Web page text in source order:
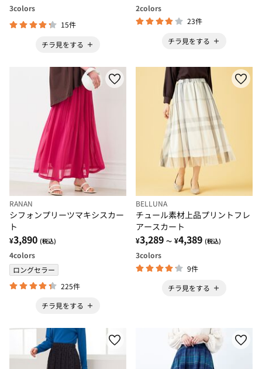
3colors
15件
チラ見をする
2colors
23件
チラ見をする
RANAN
シフォンプリーツマキシスカー
ト
¥3,890 (税込)
4colors
ロングセラー
225件
チラ見をする
BELLUNA
チュール素材上品プリントフレ
アースカート
¥3,289 ～ ¥4,389 (税込)
3colors
9件
チラ見をする